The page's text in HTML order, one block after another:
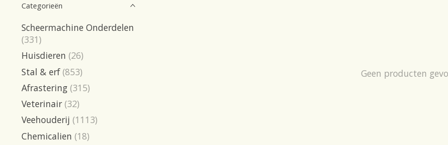
Categorieën
Scheermachine Onderdelen
(331)
Huisdieren (26)
Stal & erf (853)
Afrastering (315)
Veterinair (32)
Veehouderij (1113)
Chemicalien (18)
Geen producten